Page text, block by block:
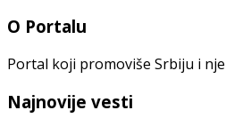
O Portalu
Portal koji promoviše Srbiju i
Najnovije vesti